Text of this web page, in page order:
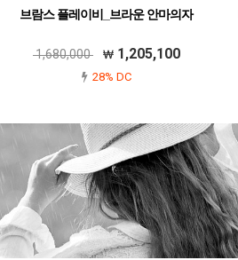
브람스 플레이비_브라운 안마의자
1,680,000 1,205,100
28% DC